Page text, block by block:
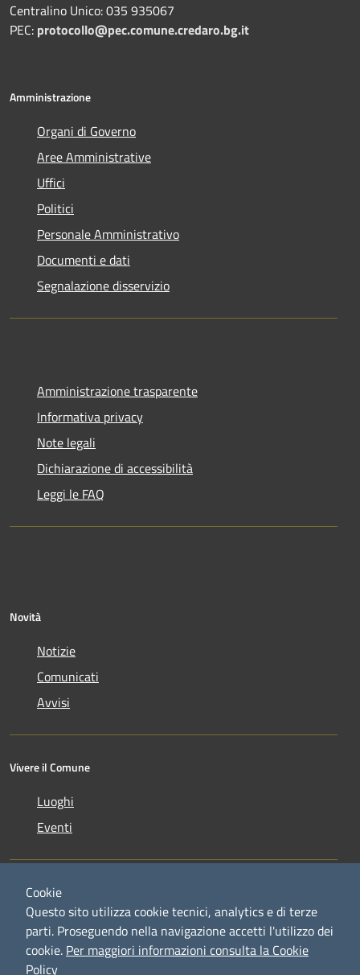
Centralino Unico: 035 935067
PEC: protocollo@pec.comune.credaro.bg.it
Amministrazione
Organi di Governo
Aree Amministrative
Uffici
Politici
Personale Amministrativo
Documenti e dati
Segnalazione disservizio
Amministrazione trasparente
Informativa privacy
Note legali
Dichiarazione di accessibilità
Leggi le FAQ
Novità
Notizie
Comunicati
Avvisi
Vivere il Comune
Luoghi
Eventi
RSS
Accessibilità
Copyright © 2026 • Comune di
Credaro • Powered by
Cookie
Questo sito utilizza cookie tecnici, analytics e di terze
parti. Proseguendo nella navigazione accetti l'utilizzo dei
cookie. Per maggiori informazioni consulta la Cookie
Policy